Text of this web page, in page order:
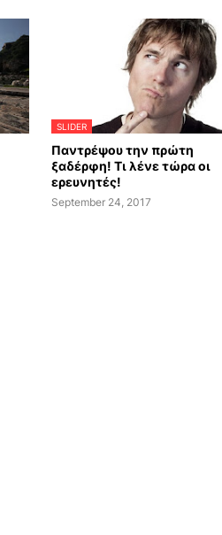
SLIDER
Παντρέψου την πρώτη
ξαδέρφη! Τι λένε τώρα οι
ερευνητές!
September 24, 2017